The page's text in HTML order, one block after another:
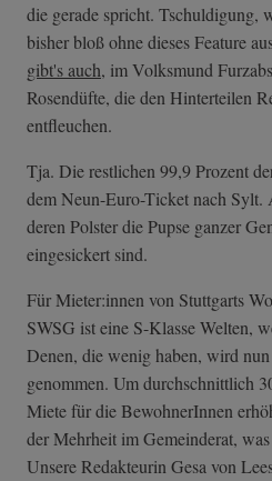
die gerade spricht. Tschuldigung,
bisher bloß ohne dieses Feature
gibt's auch, im Volksmund
Rosendüfte, die den Hinterteilen
entfleuchen.
Tja. Die restlichen 99,9 Prozent
dem Neun-Euro-Ticket nach Sylt.
deren Polster die Pupse ganzer
eingesickert sind.
Für Mieter:innen von Stuttgarts
SWSG ist eine S-Klasse Welten,
Denen, die wenig haben, wird
genommen. Um durchschnittlich
Miete für die BewohnerInnen
der Mehrheit im Gemeinderat,
Unsere Redakteurin Gesa von